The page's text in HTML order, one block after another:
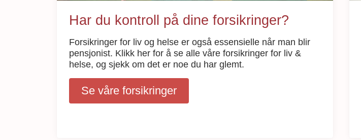
Har du kontroll på dine forsikringer?
Forsikringer for liv og helse er også essensielle når man blir
pensjonist. Klikk her for å se alle våre forsikringer for liv &
helse, og sjekk om det er noe du har glemt.
Se våre forsikringer